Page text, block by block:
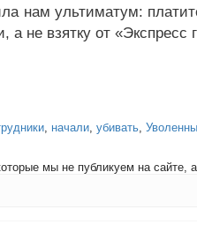
нам ультиматум:
не взятку от «Экспресс
, начали, убивать,
мы не публикуем на сайте,